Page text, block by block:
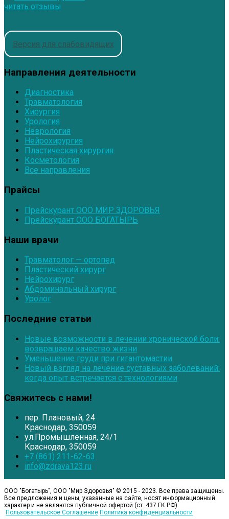
читать отзывы
Версия для слабовидящих
Направления деятельности
Диагностика
Травматология
Хирургия
Урология
Неврология
Нейрохирургия
Пластическая хирургия
Косметология
Все направления
Прайсы
Прейскурант ООО МИР ЗДОРОВЬЯ
Прейскурант ООО БОГАТЫРЬ
Наши врачи
Травматолог — ортопед
Пластический хирург
Нейрохирург
Абдоминальный хирург
Уролог
Последние статьи
Новые возможности в лечении хронической боли:
возвращаем качество жизни
Уменьшение груди при гигантомастии
Новый взгляд на лечение суставных заболеваний:
когда опыт встречается с технологиями
Свяжитесь с нами!
пер. Плановый, 24
Краснодар, 350059
ул.Промышленная, 24/1
Краснодар, 350059
+7 (861) 211-62-63
info@zdrava123.ru
ООО "Богатырь", ООО "Мир Здоровья" © 2015 - 2023. Все права защищены.
Все предложения и цены, указанные на сайте, носят информационный
характер и не являются публичной офертой (ст. 437 ГК РФ).
Пользовательское Соглашение Политика конфиденциальности